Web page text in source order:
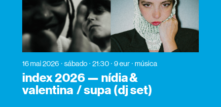
16 mai 2026 sábado 21:30 9 eur música
index 2026 — nídia &
valentina / supa (dj set)